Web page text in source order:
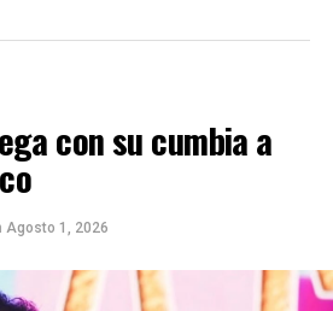
con su cumbia a
Agosto 1, 2026